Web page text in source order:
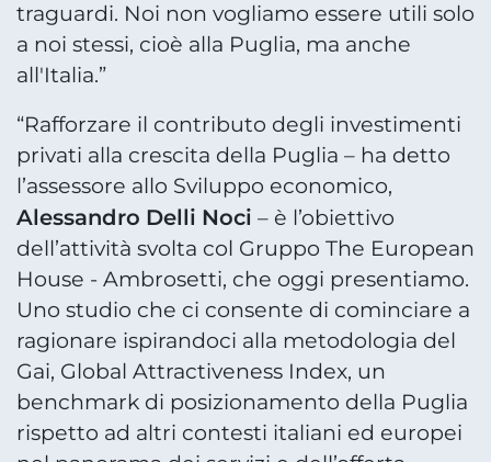
traguardi. Noi non vogliamo essere utili solo
a noi stessi, cioè alla Puglia, ma anche
all'Italia.”
“Rafforzare il contributo degli investimenti
privati alla crescita della Puglia – ha detto
l’assessore allo Sviluppo economico,
Alessandro Delli Noci – è l’obiettivo
dell’attività svolta col Gruppo The European
House - Ambrosetti, che oggi presentiamo.
Uno studio che ci consente di cominciare a
ragionare ispirandoci alla metodologia del
Gai, Global Attractiveness Index, un
benchmark di posizionamento della Puglia
rispetto ad altri contesti italiani ed europei